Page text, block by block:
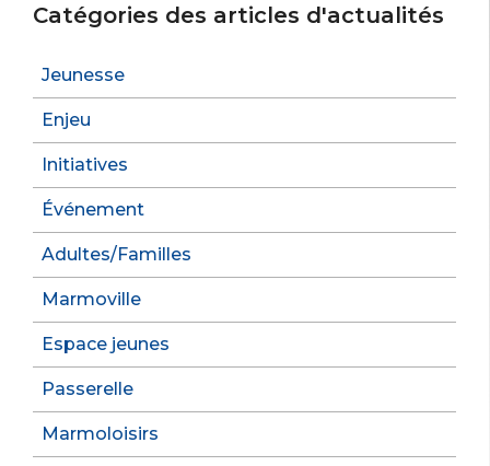
Catégories des articles d'actualités
Jeunesse
Enjeu
Initiatives
Événement
Adultes/Familles
Marmoville
Espace jeunes
Passerelle
Marmoloisirs